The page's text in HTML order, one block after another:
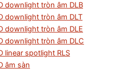
downlight tròn âm DLB
downlight tròn âm DLT
downlight tròn âm DLE
downlight tròn âm DLC
linear spotlight RLS
âm sàn